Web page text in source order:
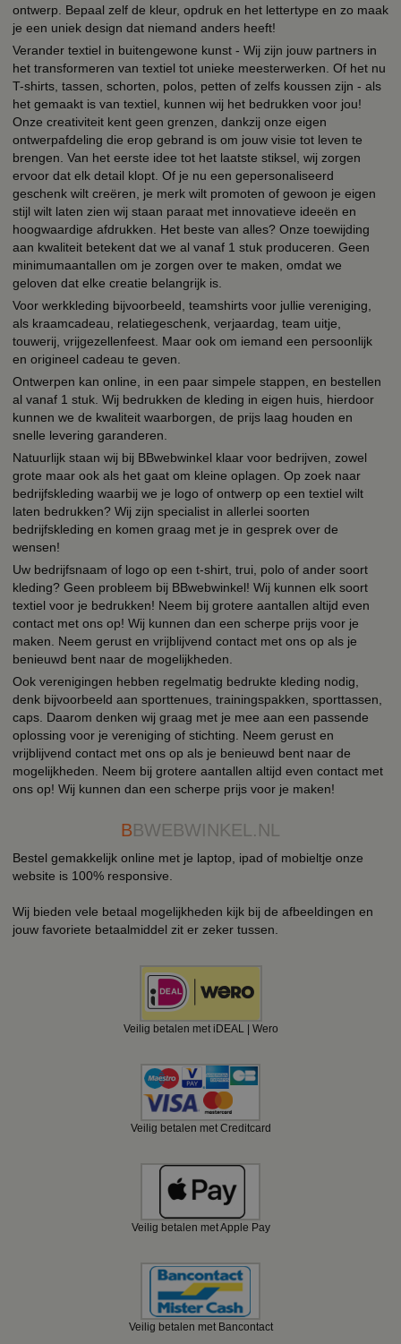
ontwerp. Bepaal zelf de kleur, opdruk en het lettertype en zo maak
je een uniek design dat niemand anders heeft!
Verander textiel in buitengewone kunst - Wij zijn jouw partners in
het transformeren van textiel tot unieke meesterwerken. Of het nu
T-shirts, tassen, schorten, polos, petten of zelfs koussen zijn - als
het gemaakt is van textiel, kunnen wij het bedrukken voor jou!
Onze creativiteit kent geen grenzen, dankzij onze eigen
ontwerpafdeling die erop gebrand is om jouw visie tot leven te
brengen. Van het eerste idee tot het laatste stiksel, wij zorgen
ervoor dat elk detail klopt. Of je nu een gepersonaliseerd
geschenk wilt creëren, je merk wilt promoten of gewoon je eigen
stijl wilt laten zien wij staan paraat met innovatieve ideeën en
hoogwaardige afdrukken. Het beste van alles? Onze toewijding
aan kwaliteit betekent dat we al vanaf 1 stuk produceren. Geen
minimumaantallen om je zorgen over te maken, omdat we
geloven dat elke creatie belangrijk is.
Voor werkkleding bijvoorbeeld, teamshirts voor jullie vereniging,
als kraamcadeau, relatiegeschenk, verjaardag, team uitje,
touwerij, vrijgezellenfeest. Maar ook om iemand een persoonlijk
en origineel cadeau te geven.
Ontwerpen kan online, in een paar simpele stappen, en bestellen
al vanaf 1 stuk. Wij bedrukken de kleding in eigen huis, hierdoor
kunnen we de kwaliteit waarborgen, de prijs laag houden en
snelle levering garanderen.
Natuurlijk staan wij bij BBwebwinkel klaar voor bedrijven, zowel
grote maar ook als het gaat om kleine oplagen. Op zoek naar
bedrijfskleding waarbij we je logo of ontwerp op een textiel wilt
laten bedrukken? Wij zijn specialist in allerlei soorten
bedrijfskleding en komen graag met je in gesprek over de
wensen!
Uw bedrijfsnaam of logo op een t-shirt, trui, polo of ander soort
kleding? Geen probleem bij BBwebwinkel! Wij kunnen elk soort
textiel voor je bedrukken! Neem bij grotere aantallen altijd even
contact met ons op! Wij kunnen dan een scherpe prijs voor je
maken. Neem gerust en vrijblijvend contact met ons op als je
benieuwd bent naar de mogelijkheden.
Ook verenigingen hebben regelmatig bedrukte kleding nodig,
denk bijvoorbeeld aan sporttenues, trainingspakken, sporttassen,
caps. Daarom denken wij graag met je mee aan een passende
oplossing voor je vereniging of stichting. Neem gerust en
vrijblijvend contact met ons op als je benieuwd bent naar de
mogelijkheden. Neem bij grotere aantallen altijd even contact met
ons op! Wij kunnen dan een scherpe prijs voor je maken!
BBWEBWINKEL.NL
Bestel gemakkelijk online met je laptop, ipad of mobieltje onze
website is 100% responsive.
Wij bieden vele betaal mogelijkheden kijk bij de afbeeldingen en
jouw favoriete betaalmiddel zit er zeker tussen.
Veilig betalen met iDEAL | Wero
Veilig betalen met Creditcard
Veilig betalen met Apple Pay
Veilig betalen met Bancontact